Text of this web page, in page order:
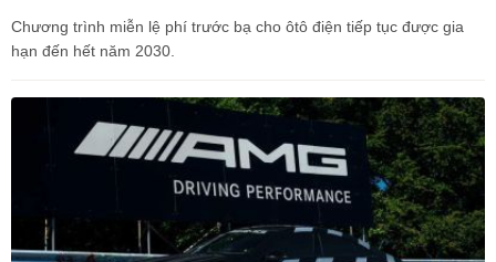
Chương trình miễn lệ phí trước bạ cho ôtô điện tiếp tục được gia
hạn đến hết năm 2030.